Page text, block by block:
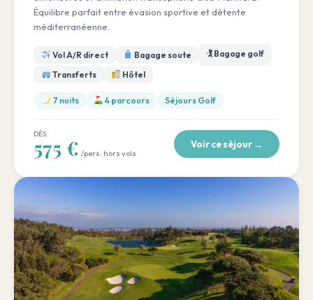
Équilibre parfait entre évasion sportive et détente
méditerranéenne.
Vol A/R direct Bagage soute
🏌️ Bagage golf
Transferts
Hôtel
7 nuits 4 parcours Séjours Golf
DÈS
575 € /pers. hors vols
Voir ce séjour →